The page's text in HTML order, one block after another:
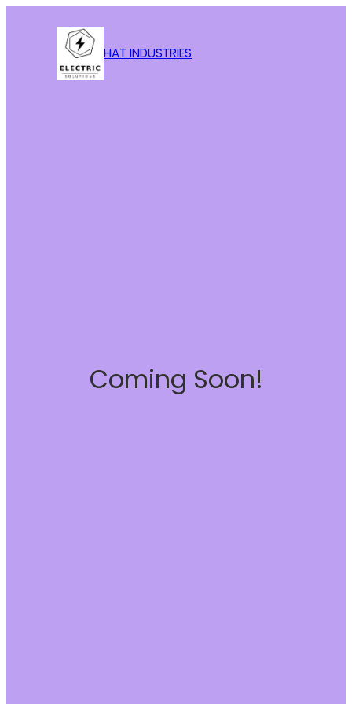
HAT INDUSTRIES
Coming Soon!